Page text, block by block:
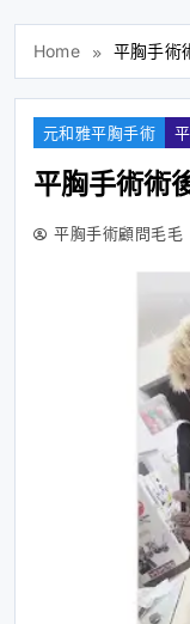
Home 平胸手術
元和雅平胸手術
平胸手術術
平胸手術顧問毛毛